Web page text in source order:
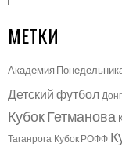
МЕТКИ
Академия
Детский футбол
Кубок Гетманова
Таганрога Кубок РОФФ